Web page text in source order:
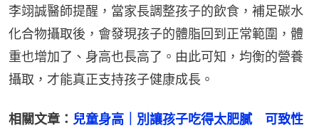
李翊誠醫師提醒，當家長調整孩子的飲食，補足碳水
化合物攝取後，會發現孩子的體脂回到正常範圍，體
重也增加了、身高也長高了。由此可知，均衡的營養
攝取，才能真正支持孩子健康成長。
相關文章： 兒童身高｜別讓孩子吃得太肥膩　可致性